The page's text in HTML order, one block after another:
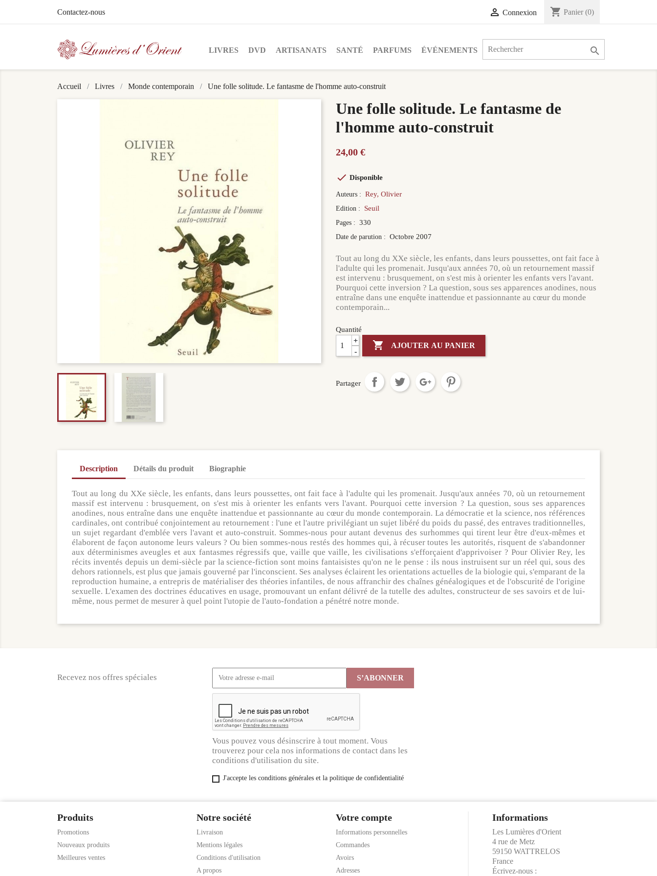
Contactez-nous  Connexion shopping_cart Panier (0)
LIVRES DVD ARTISANATS SANTÉ PARFUMS ÉVÉNEMENTS 
Accueil Livres Monde contemporain Une folle solitude. Le fantasme de l'homme auto-construit
Une folle solitude. Le fantasme de
l'homme auto-construit
24,00 €
 Disponible
Auteurs : Rey, Olivier
Edition : Seuil
Pages : 330
Date de parution : Octobre 2007
Tout au long du XXe siècle, les enfants, dans leurs poussettes, ont fait face à
l'adulte qui les promenait. Jusqu'aux années 70, où un retournement massif
est intervenu : brusquement, on s'est mis à orienter les enfants vers l'avant.
Pourquoi cette inversion ? La question, sous ses apparences anodines, nous
entraîne dans une enquête inattendue et passionnante au cœur du monde
contemporain...
Quantité
+
-
 AJOUTER AU PANIER
Partager
Description Détails du produit Biographie
Tout au long du XXe siècle, les enfants, dans leurs poussettes, ont fait face à l'adulte qui les promenait. Jusqu'aux années 70, où un retournement
massif est intervenu : brusquement, on s'est mis à orienter les enfants vers l'avant. Pourquoi cette inversion ? La question, sous ses apparences
anodines, nous entraîne dans une enquête inattendue et passionnante au cœur du monde contemporain. La démocratie et la science, nos références
cardinales, ont contribué conjointement au retournement : l'une et l'autre privilégiant un sujet libéré du poids du passé, des entraves traditionnelles,
un sujet regardant d'emblée vers l'avant et auto-construit. Sommes-nous pour autant devenus des surhommes qui tirent leur être d'eux-mêmes et
élaborent de façon autonome leurs valeurs ? Ou bien sommes-nous restés des hommes qui, à récuser toutes les autorités, risquent de s'abandonner
aux déterminismes aveugles et aux fantasmes régressifs que, vaille que vaille, les civilisations s'efforçaient d'apprivoiser ? Pour Olivier Rey, les
récits inventés depuis un demi-siècle par la science-fiction sont moins fantaisistes qu'on ne le pense : ils nous instruisent sur un réel qui, sous des
dehors rationnels, est plus que jamais gouverné par l'inconscient. Ses analyses éclairent les orientations actuelles de la biologie qui, s'emparant de la
reproduction humaine, a entrepris de matérialiser des théories infantiles, de nous affranchir des chaînes généalogiques et de l'obscurité de l'origine
sexuelle. L'examen des doctrines éducatives en usage, promouvant un enfant délivré de la tutelle des adultes, constructeur de ses savoirs et de lui-
même, nous permet de mesurer à quel point l'utopie de l'auto-fondation a pénétré notre monde.
Recevez nos offres spéciales
Vous pouvez vous désinscrire à tout moment. Vous
trouverez pour cela nos informations de contact dans les
conditions d'utilisation du site.
J'accepte les conditions générales et la politique de confidentialité
Produits
Promotions
Nouveaux produits
Meilleures ventes
Notre société
Livraison
Mentions légales
Conditions d'utilisation
A propos
Votre compte
Informations personnelles
Commandes
Avoirs
Adresses
Informations
Les Lumières d'Orient
4 rue de Metz
59150 WATTRELOS
France
Écrivez-nous :